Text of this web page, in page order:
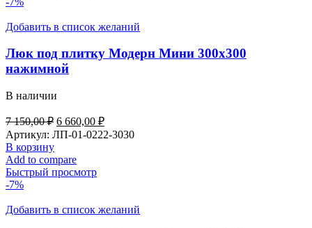
Добавить в список желаний
Люк под плитку Модерн Мини 300х300
нажимной
В наличии
7 150,00₽ 6 660,00 ₽
Артикул: ЛП-01-0222-3030
В корзину
Add to compare
Быстрый просмотр
-7%
Добавить в список желаний